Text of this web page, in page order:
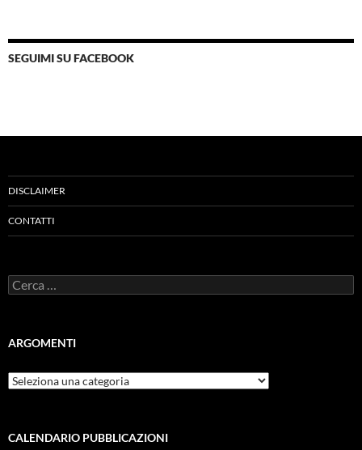
SEGUIMI SU FACEBOOK
DISCLAIMER
CONTATTI
Ricerca
per:
ARGOMENTI
ARGOMENTI
CALENDARIO PUBBLICAZIONI